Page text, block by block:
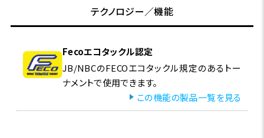
テクノロジー／機能
Fecoエコタックル認定
JB/NBCのFECOエコタックル規定のあるトー
ナメントで使用できます。
この機能の製品一覧を見る